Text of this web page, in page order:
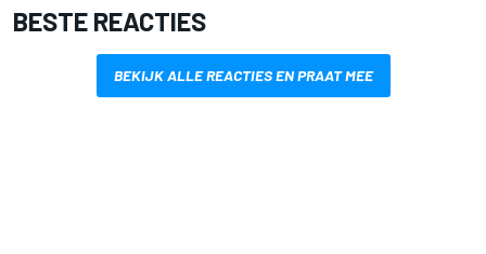
BESTE REACTIES
BEKIJK ALLE REACTIES EN PRAAT MEE